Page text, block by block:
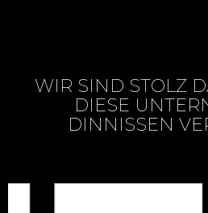
WIR SIND STOLZ
DIESE
DINNISSEN